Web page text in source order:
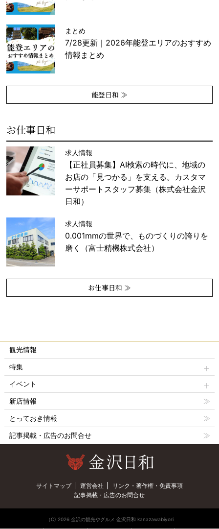
まとめ
7/28更新｜2026年能登エリアのおすすめ
情報まとめ
能登日和 ≫
お仕事日和
求人情報
【正社員募集】AI検索の時代に、地域の
お店の「見つかる」を支える。カスタマ
ーサポートスタッフ募集（株式会社金沢
日和）
求人情報
0.001mmの世界で、ものづくりの誇りを
磨く（富士精機株式会社）
お仕事日和 ≫
観光情報
特集
イベント
新店情報
とっておき情報
記事掲載・広告のお問合せ
サイトマップ 運営会社
リンク・著作権・免責事項
記事掲載・広告のお問合せ
（C) 2026 金沢の観光やグルメ 金沢日和 kanazawabiyori